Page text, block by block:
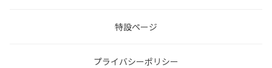
特設ページ
プライバシーポリシー